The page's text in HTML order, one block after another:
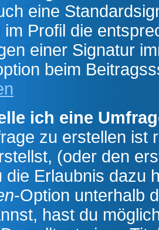
eine
im Profil die
einer Signatur
beim
ich eine
zu erstellen ist
(oder den
die Erlaubnis dazu
-Option unterhalb
hast du